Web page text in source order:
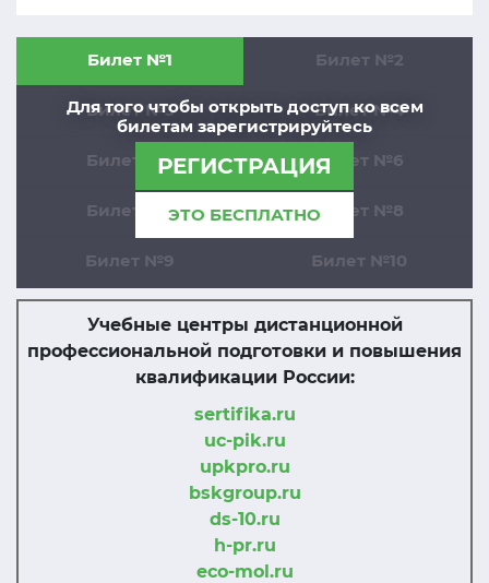
Для того чтобы открыть доступ ко всем
билетам зарегистрируйтесь
РЕГИСТРАЦИЯ
ЭТО БЕСПЛАТНО
Билет №1 Билет №2
Билет №3 Билет №4
Билет №5 Билет №6
Билет №7 Билет №8
Билет №9 Билет №10
Учебные центры дистанционной
профессиональной подготовки и повышения
квалификации России:
sertifika.ru
uc-pik.ru
upkpro.ru
bskgroup.ru
ds-10.ru
h-pr.ru
eco-mol.ru